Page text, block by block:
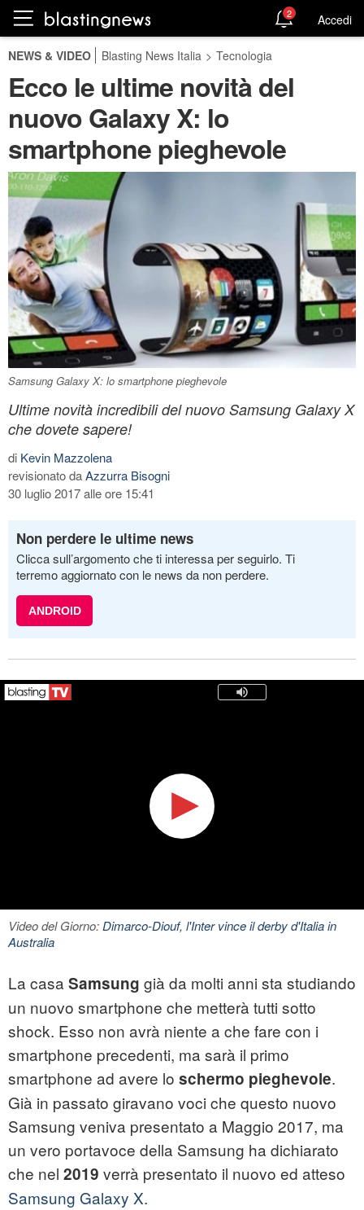
2 Accedi
NEWS & VIDEO Blasting News Italia > Tecnologia
Ecco le ultime novità del
nuovo Galaxy X: lo
smartphone pieghevole
Samsung Galaxy X: lo smartphone pieghevole
Ultime novità incredibili del nuovo Samsung Galaxy X
che dovete sapere!
di Kevin Mazzolena
revisionato daAzzurra Bisogni
30 luglio 2017 alle ore 15:41
Non perdere le ultime news
Clicca sull’argomento che ti interessa per seguirlo. Ti
terremo aggiornato con le news da non perdere.
ANDROID
Video del Giorno:Dimarco-Diouf, l'Inter vince il derby d'Italia in
Australia
La casa Samsung già da molti anni sta studiando
un nuovo smartphone che metterà tutti sotto
shock. Esso non avrà niente a che fare con i
smartphone precedenti, ma sarà il primo
smartphone ad avere lo schermo pieghevole.
Già in passato giravano voci che questo nuovo
Samsung veniva presentato a Maggio 2017, ma
un vero portavoce della Samsung ha dichiarato
che nel 2019 verrà presentato il nuovo ed atteso
Samsung Galaxy X.